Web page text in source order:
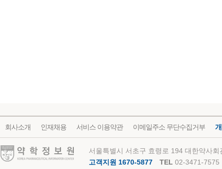
회사소개 인재채용 서비스 이용약관 이메일주소 무단수집거부
약학정보원
서울특별시 서초구 효령로 194 대한약사
고객지원 1670-5877
TEL 02-3471-7575